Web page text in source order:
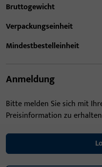
Bruttogewicht
Verpackungseinheit
Mindestbestelleinheit
Anmeldung
Bitte melden Sie sich mit
Preisinformation zu